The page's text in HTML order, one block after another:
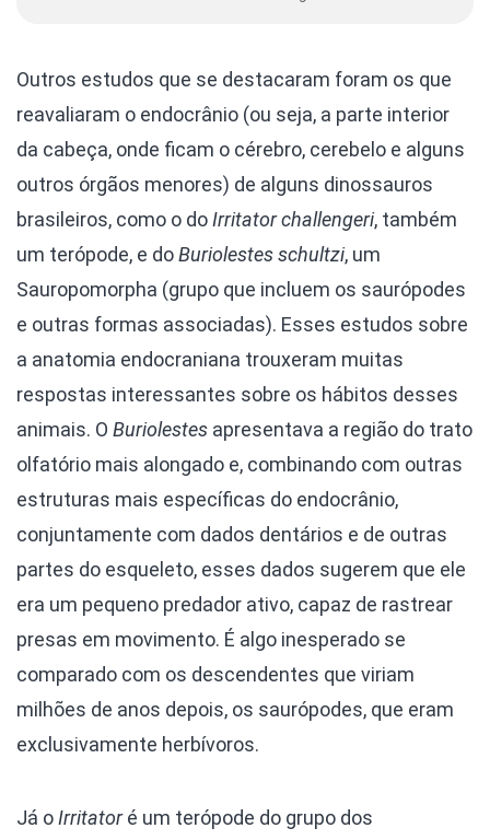
Outros estudos que se destacaram foram os que
reavaliaram o endocrânio (ou seja, a parte interior
da cabeça, onde ficam o cérebro, cerebelo e alguns
outros órgãos menores) de alguns dinossauros
brasileiros, como o doIrritator challengeri, também
um terópode, e doBuriolestes schultzi, um
Sauropomorpha (grupo que incluem os saurópodes
e outras formas associadas). Esses estudos sobre
a anatomia endocraniana trouxeram muitas
respostas interessantes sobre os hábitos desses
animais. O Buriolestes apresentava a região do trato
olfatório mais alongado e, combinando com outras
estruturas mais específicas do endocrânio,
conjuntamente com dados dentários e de outras
partes do esqueleto, esses dados sugerem que ele
era um pequeno predador ativo, capaz de rastrear
presas em movimento. É algo inesperado se
comparado com os descendentes que viriam
milhões de anos depois, os saurópodes, que eram
exclusivamente herbívoros.
Já oIrritatoré um terópode do grupo dos